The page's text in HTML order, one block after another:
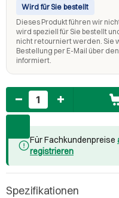
Wird für Sie bestellt
Dieses Produkt führen wir
wird speziell für Sie bestellt
nicht retourniert werden. Sie
Bestellung per E-Mail über
informiert.
Anzahl
Für Fachkundenpreise
registrieren
Spezifikationen